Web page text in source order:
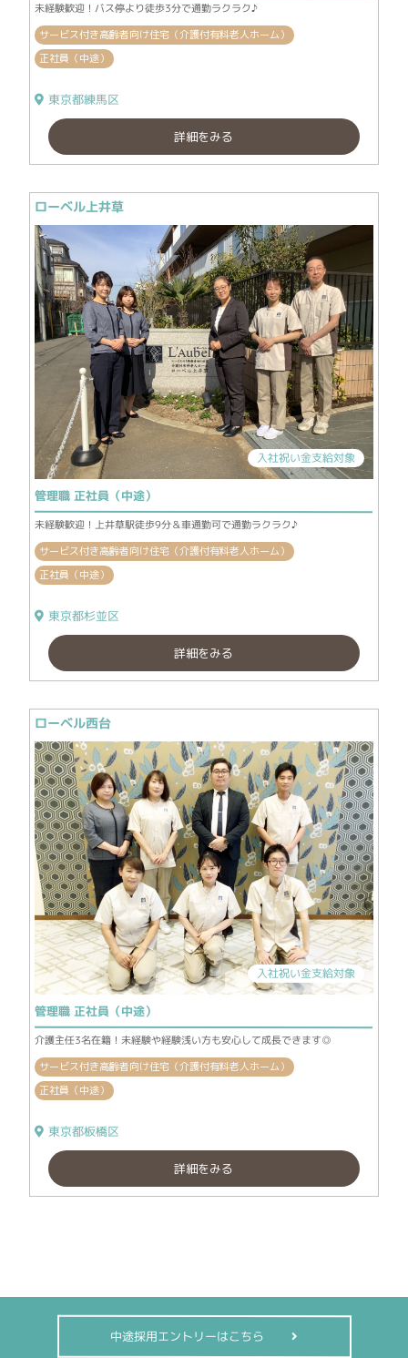
未経験歓迎！バス停より徒歩3分で通勤ラクラク♪
サービス付き高齢者向け住宅（介護付有料老人ホーム）
正社員（中途）
東京都練馬区
詳細をみる
ローベル上井草
入社祝い金支給対象
管理職 正社員（中途）
未経験歓迎！上井草駅徒歩9分＆車通勤可で通勤ラクラク♪
サービス付き高齢者向け住宅（介護付有料老人ホーム）
正社員（中途）
東京都杉並区
詳細をみる
ローベル西台
入社祝い金支給対象
管理職 正社員（中途）
介護主任3名在籍！未経験や経験浅い方も安心して成長できます◎
サービス付き高齢者向け住宅（介護付有料老人ホーム）
正社員（中途）
東京都板橋区
詳細をみる
中途採用エントリーはこちら